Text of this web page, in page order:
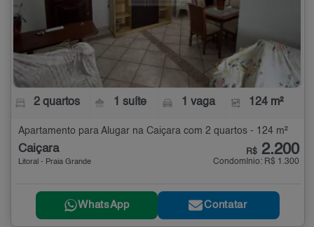
2 quartos 1 suíte 1 vaga 124 m²
Apartamento para Alugar na Caiçara com 2 quartos - 124 m²
Caiçara
Litoral - Praia Grande
R$ 2.200
Condomínio: R$ 1.300
WhatsApp Contatar